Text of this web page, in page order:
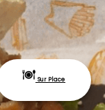
Sur Place